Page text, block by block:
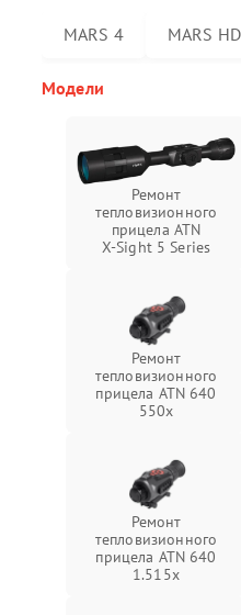
MARS 4 MARS HD
Модели
Ремонт
тепловизионного
прицела ATN
X‑Sight 5 Series
Ремонт
тепловизионного
прицела ATN 640
550x
Ремонт
тепловизионного
прицела ATN 640
1.515x